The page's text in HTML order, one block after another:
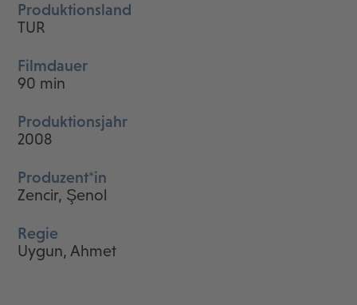
Produktionsland
TUR
Filmdauer
90 min
Produktionsjahr
2008
Produzent*in
Zencir, Şenol
Regie
Uygun, Ahmet